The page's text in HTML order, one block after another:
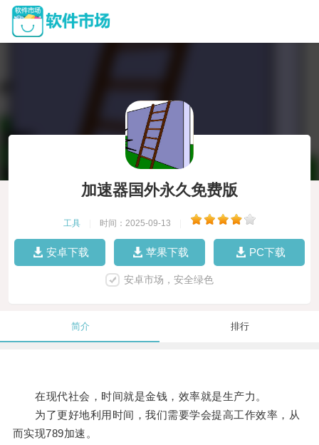
加速器国外永久免费版
工具 时间：2025-09-13
安卓下载 苹果下载 PC下载
安卓市场，安全绿色
简介 排行
在现代社会，时间就是金钱，效率就是生产力。
为了更好地利用时间，我们需要学会提高工作效率，从
而实现789加速。